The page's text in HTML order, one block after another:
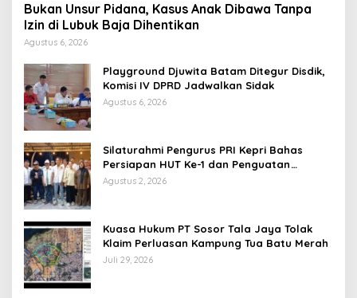
Bukan Unsur Pidana, Kasus Anak Dibawa Tanpa
Izin di Lubuk Baja Dihentikan
Agustus 6, 2026
Playground Djuwita Batam Ditegur Disdik,
Komisi IV DPRD Jadwalkan Sidak
Agustus 6, 2026
Silaturahmi Pengurus PRI Kepri Bahas
Persiapan HUT Ke-1 dan Penguatan
Konsolidasi Partai
Agustus 2, 2026
Kuasa Hukum PT Sosor Tala Jaya Tolak
Klaim Perluasan Kampung Tua Batu Merah
Juli 29, 2026